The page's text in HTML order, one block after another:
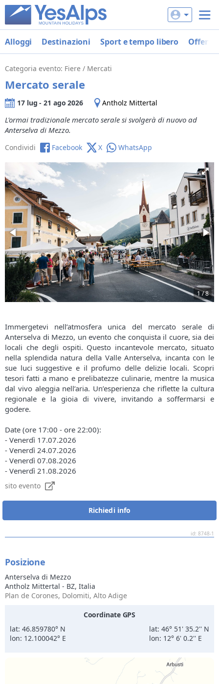
Alloggi Destinazioni Sport e tempo libero Offerte
Categoria evento: Fiere / Mercati
Mercato serale
17 lug- 21 ago 2026 Antholz Mittertal
L'ormai tradizionale mercato serale si svolgerà di nuovo ad
Anterselva di Mezzo.
Condividi Facebook X WhatsApp
1/8
Immergetevi nell’atmosfera unica del mercato serale di
Anterselva di Mezzo, un evento che conquista il cuore, sia dei
locali che degli ospiti. Questo incantevole mercato, situato
nella splendida natura della Valle Anterselva, incanta con le
sue luci suggestive e il profumo delle delizie locali. Scopri
tesori fatti a mano e prelibatezze culinarie, mentre la musica
dal vivo aleggia nell’aria. Un’esperienza che riflette la cultura
regionale e la gioia di vivere, invitando a soffermarsi e
godere.
Date (ore 17:00 - ore 22:00):
- Venerdì 17.07.2026
- Venerdì 24.07.2026
- Venerdì 07.08.2026
- Venerdì 21.08.2026
sito evento
Richiedi info
id: 8748-1
Posizione
Anterselva di Mezzo
Antholz Mittertal - BZ, Italia
Plan de Corones, Dolomiti, Alto Adige
Coordinate GPS
lat: 46.859780° N
lon: 12.100042° E
lat: 46° 51' 35.2'' N
lon: 12° 6' 0.2'' E